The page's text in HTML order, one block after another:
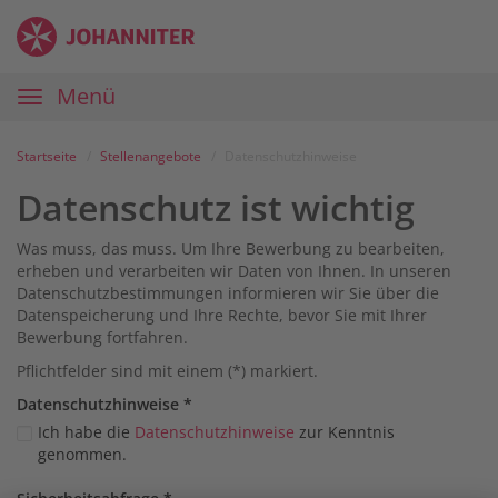
Zum
Inhalt
Anmelden
Zur
Navigation
Zur
Startseite
Karriereportal
Johanniter
Hauptnavigation
Menü
Startseite Stellenangebote
Datenschutz ist wichtig
Was muss, das muss. Um Ihre Bewerbung zu bearbeiten,
erheben und verarbeiten wir Daten von Ihnen. In unseren
Datenschutzbestimmungen informieren wir Sie über die
Datenspeicherung und Ihre Rechte, bevor Sie mit Ihrer
Bewerbung fortfahren.
Pflichtfelder sind mit einem (*) markiert.
Datenschutz­hinweise *
Ich habe die Datenschutzhinweise zur Kenntnis
genommen.